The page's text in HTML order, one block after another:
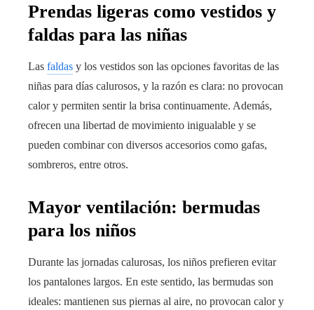
Prendas ligeras como vestidos y
faldas para las niñas
Las faldas y los vestidos son las opciones favoritas de las
niñas para días calurosos, y la razón es clara: no provocan
calor y permiten sentir la brisa continuamente. Además,
ofrecen una libertad de movimiento inigualable y se
pueden combinar con diversos accesorios como gafas,
sombreros, entre otros.
Mayor ventilación: bermudas
para los niños
Durante las jornadas calurosas, los niños prefieren evitar
los pantalones largos. En este sentido, las bermudas son
ideales: mantienen sus piernas al aire, no provocan calor y